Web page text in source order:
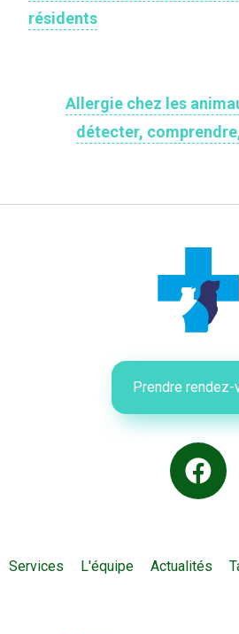
résidents
Allergie chez les
détecter,
Prendre rendez-
Services L'équipe Actualités